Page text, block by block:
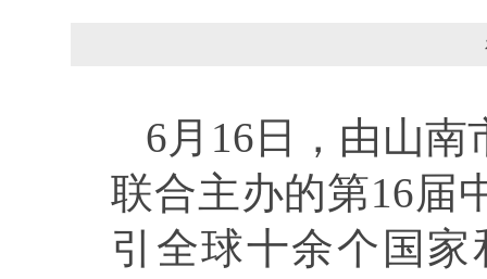
6月16日，由山
联合主办的第16届
引全球十余个国